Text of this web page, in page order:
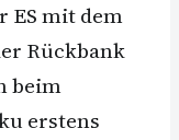
ES mit dem
Rückbank
beim
erstens